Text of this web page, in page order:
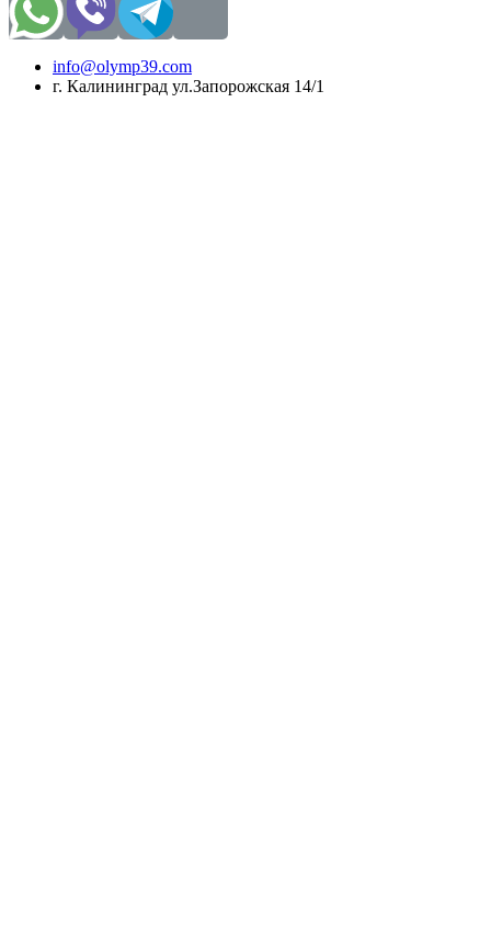
info@olymp39.com
г. Калининград ул.Запорожская 14/1